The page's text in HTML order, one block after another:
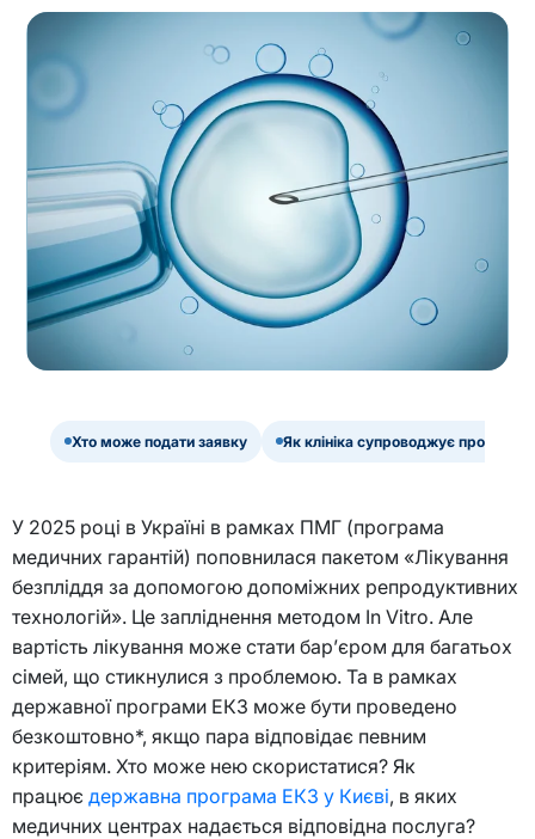
Хто може подати заявку Як клініка супроводжує програму
У 2025 році в Україні в рамках ПМГ (програма
медичних гарантій) поповнилася пакетом «Лікування
безпліддя за допомогою допоміжних репродуктивних
технологій». Це запліднення методом In Vitro. Але
вартість лікування може стати бар’єром для багатьох
сімей, що стикнулися з проблемою. Та в рамках
державної програми ЕКЗ може бути проведено
безкоштовно*, якщо пара відповідає певним
критеріям. Хто може нею скористатися? Як
працює державна програма ЕКЗ у Києві, в яких
медичних центрах надається відповідна послуга?